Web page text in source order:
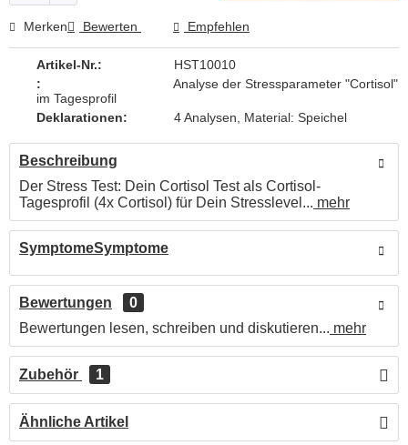
Merken Bewerten Empfehlen
Artikel-Nr.:
HST10010
:
Analyse der Stressparameter "Cortisol"
im Tagesprofil
Deklarationen:
4 Analysen, Material: Speichel
Beschreibung
Der Stress Test: Dein Cortisol Test als Cortisol-
Tagesprofil (4x Cortisol) für Dein Stresslevel... mehr
SymptomeSymptome
Bewertungen
0
Bewertungen lesen, schreiben und diskutieren... mehr
Zubehör 1
Ähnliche Artikel